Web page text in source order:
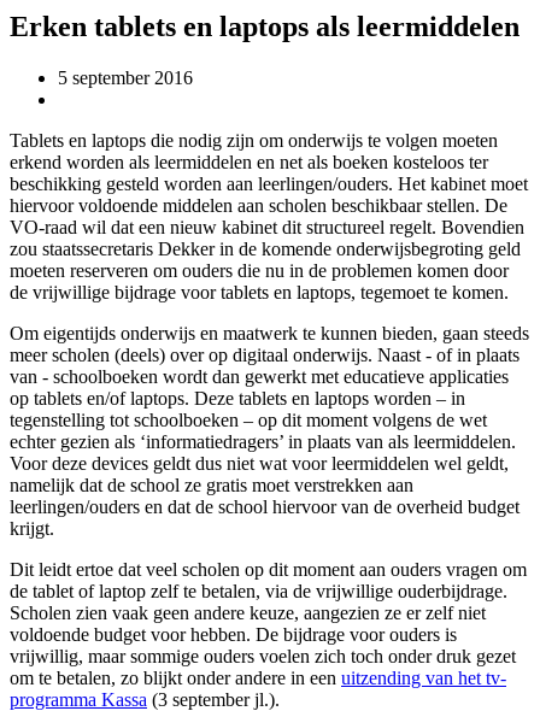
Erken tablets en laptops als leermiddelen
5 september 2016
Tablets en laptops die nodig zijn om onderwijs te volgen moeten
erkend worden als leermiddelen en net als boeken kosteloos ter
beschikking gesteld worden aan leerlingen/ouders. Het kabinet moet
hiervoor voldoende middelen aan scholen beschikbaar stellen. De
VO-raad wil dat een nieuw kabinet dit structureel regelt. Bovendien
zou staatssecretaris Dekker in de komende onderwijsbegroting geld
moeten reserveren om ouders die nu in de problemen komen door
de vrijwillige bijdrage voor tablets en laptops, tegemoet te komen.
Om eigentijds onderwijs en maatwerk te kunnen bieden, gaan steeds
meer scholen (deels) over op digitaal onderwijs. Naast - of in plaats
van - schoolboeken wordt dan gewerkt met educatieve applicaties
op tablets en/of laptops. Deze tablets en laptops worden – in
tegenstelling tot schoolboeken – op dit moment volgens de wet
echter gezien als ‘informatiedragers’ in plaats van als leermiddelen.
Voor deze devices geldt dus niet wat voor leermiddelen wel geldt,
namelijk dat de school ze gratis moet verstrekken aan
leerlingen/ouders en dat de school hiervoor van de overheid budget
krijgt.
Dit leidt ertoe dat veel scholen op dit moment aan ouders vragen om
de tablet of laptop zelf te betalen, via de vrijwillige ouderbijdrage.
Scholen zien vaak geen andere keuze, aangezien ze er zelf niet
voldoende budget voor hebben. De bijdrage voor ouders is
vrijwillig, maar sommige ouders voelen zich toch onder druk gezet
om te betalen, zo blijkt onder andere in een uitzending van het tv-
programma Kassa (3 september jl.).